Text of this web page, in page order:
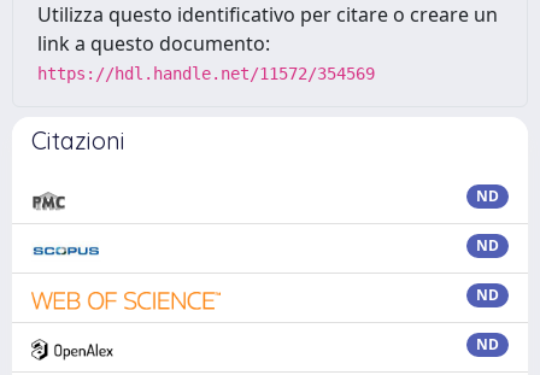
Utilizza questo identificativo per citare o creare un
link a questo documento:
https://hdl.handle.net/11572/354569
Citazioni
ND
ND
ND
ND